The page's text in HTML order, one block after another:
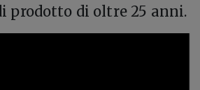
prodotto di oltre 25 anni.